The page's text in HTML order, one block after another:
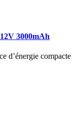
3000mAh
d’énergie compacte